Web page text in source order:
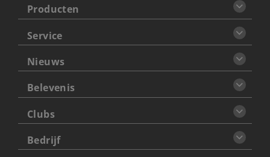
Producten
Service
Nieuws
Belevenis
Clubs
Bedrijf